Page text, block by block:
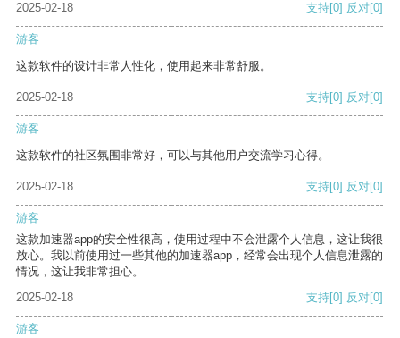
2025-02-18 支持[0] 反对[0]
游客
这款软件的设计非常人性化，使用起来非常舒服。
2025-02-18 支持[0] 反对[0]
游客
这款软件的社区氛围非常好，可以与其他用户交流学习心得。
2025-02-18 支持[0] 反对[0]
游客
这款加速器app的安全性很高，使用过程中不会泄露个人信息，这让我很
放心。我以前使用过一些其他的加速器app，经常会出现个人信息泄露的
情况，这让我非常担心。
2025-02-18
支持[0] 反对[0]
游客